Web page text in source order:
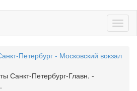
Петербург - Московский вокзал
Санкт-Петербург-Главн. -